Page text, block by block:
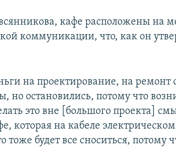
кафе расположены на
коммуникации, что, как он
на проектирование, на ремонт
но остановились, потому что
это вне [большого проекта]
которая на кабеле
тоже будет все сноситься, потому